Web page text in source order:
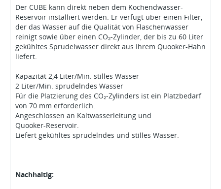
Der CUBE kann direkt neben dem Kochendwasser-
Reservoir installiert werden. Er verfügt über einen Filter,
der das Wasser auf die Qualität von Flaschenwasser
reinigt sowie über einen CO₂-Zylinder, der bis zu 60 Liter
gekühltes Sprudelwasser direkt aus Ihrem Quooker-Hahn
liefert.
Kapazität 2,4 Liter/Min. stilles Wasser
2 Liter/Min. sprudelndes Wasser
Für die Platzierung des CO₂-Zylinders ist ein Platzbedarf
von 70 mm erforderlich.
Angeschlossen an Kaltwasserleitung und
Quooker-Reservoir.
Liefert gekühltes sprudelndes und stilles Wasser.
Nachhaltig: